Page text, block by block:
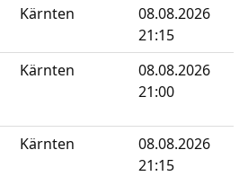
Kärnten
08.08.2026
21:15
Kärnten
08.08.2026
21:00
Kärnten
08.08.2026
21:15